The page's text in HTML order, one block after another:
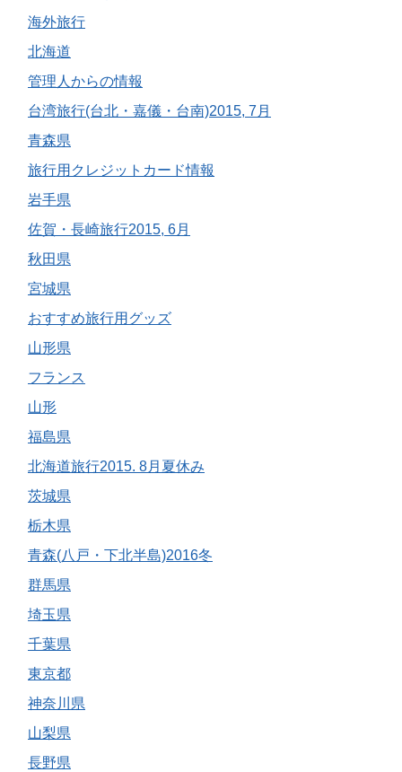
海外旅行
北海道
管理人からの情報
台湾旅行(台北・嘉儀・台南)2015, 7月
青森県
旅行用クレジットカード情報
岩手県
佐賀・長崎旅行2015, 6月
秋田県
宮城県
おすすめ旅行用グッズ
山形県
フランス
山形
福島県
北海道旅行2015. 8月夏休み
茨城県
栃木県
青森(八戸・下北半島)2016冬
群馬県
埼玉県
千葉県
東京都
神奈川県
山梨県
長野県